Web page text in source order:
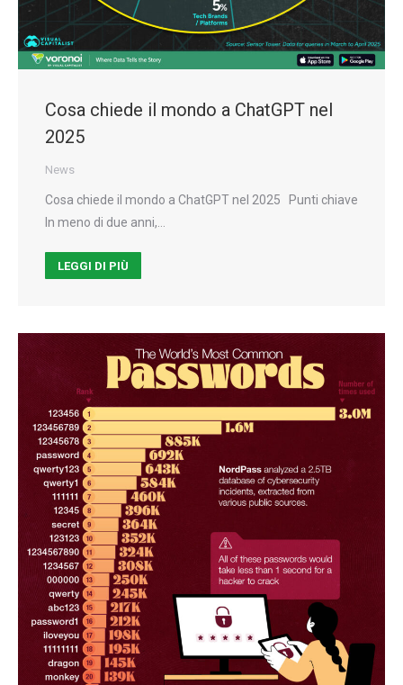
Cosa chiede il mondo a ChatGPT nel
2025
News
Cosa chiede il mondo a ChatGPT nel 2025 Punti chiave
In meno di due anni,…
LEGGI DI PIÙ